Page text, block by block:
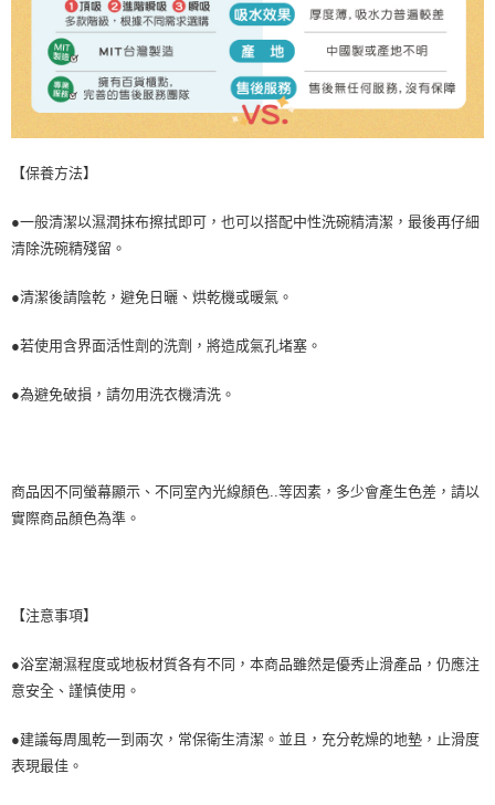
【保養方法】
●一般清潔以濕潤抹布擦拭即可，也可以搭配中性洗碗精清潔，最後再仔細
清除洗碗精殘留。
●清潔後請陰乾，避免日曬、烘乾機或暖氣。
●若使用含界面活性劑的洗劑，將造成氣孔堵塞。
●為避免破損，請勿用洗衣機清洗。
商品因不同螢幕顯示、不同室內光線顏色..等因素，多少會產生色差，請以
實際商品顏色為準。
【注意事項】
●浴室潮濕程度或地板材質各有不同，本商品雖然是優秀止滑產品，仍應注
意安全、謹慎使用。
●建議每周風乾一到兩次，常保衛生清潔。並且，充分乾燥的地墊，止滑度
表現最佳。